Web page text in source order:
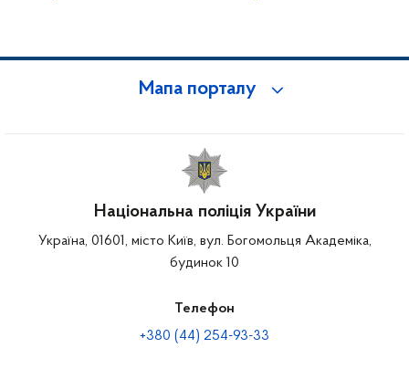
Мапа порталу
Національна поліція України
Україна, 01601, місто Київ, вул. Богомольця Академіка,
будинок 10
Телефон
+380 (44) 254-93-33